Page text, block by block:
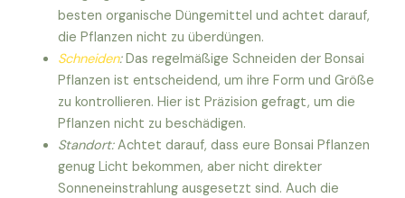
besten organische Düngemittel und achtet darauf,
die Pflanzen nicht zu überdüngen.
Schneiden:Das regelmäßige Schneiden der Bonsai
Pflanzen ist entscheidend, um ihre Form und Größe
zu kontrollieren. Hier ist Präzision gefragt, um die
Pflanzen nicht zu beschädigen.
Standort:Achtet darauf, dass eure Bonsai Pflanzen
genug Licht bekommen, aber nicht direkter
Sonneneinstrahlung ausgesetzt sind. Auch die